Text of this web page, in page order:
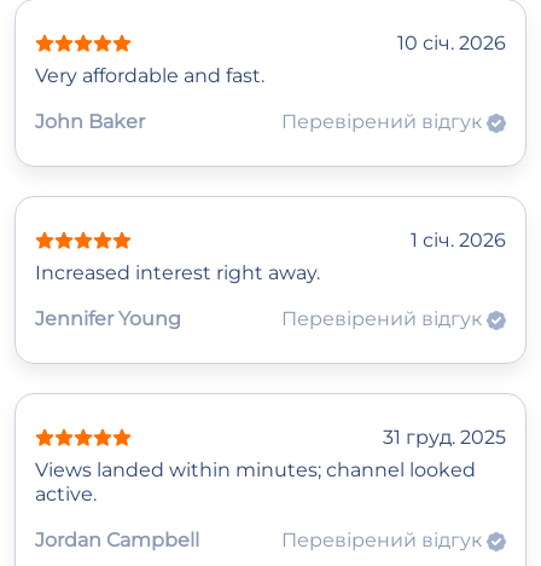
10 січ. 2026
Very affordable and fast.
John Baker
Перевірений відгук
1 січ. 2026
Increased interest right away.
Jennifer Young
Перевірений відгук
31 груд. 2025
Views landed within minutes; channel looked
active.
Jordan Campbell
Перевірений відгук